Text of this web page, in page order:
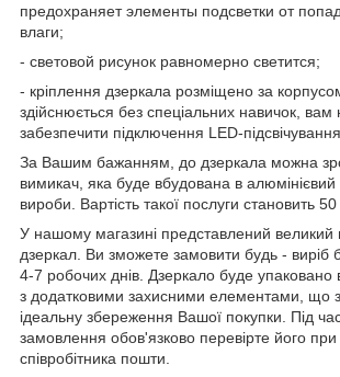
предохраняет элементы подсветки от
влаги;
- световой рисунок равномерно светится;
- кріплення дзеркала розміщено за
здійснюється без спеціальних навичок, вам
забезпечити підключення LED-
За Вашим бажанням, до дзеркала можна
вимикач, яка буде вбудована в алюмінієвий
вироби. Вартість такої послуги становить 50
У нашому магазині представлений великий
дзеркал. Ви зможете замовити будь - виріб
4-7 робочих днів. Дзеркало буде упаковано
з додатковими захисними елементами, що
ідеальну збереження Вашої покупки. Під
замовлення обов'язково перевірте його при
співробітника пошти.